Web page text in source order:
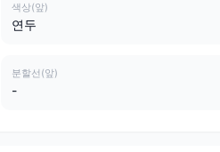
색상(앞)
연두
분할선(앞)
-